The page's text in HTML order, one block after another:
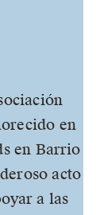
en
en Barrio
acto
a las